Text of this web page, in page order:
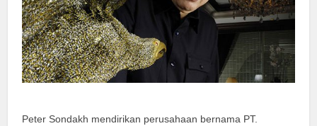
Peter Sondakh mendirikan perusahaan bernama PT.